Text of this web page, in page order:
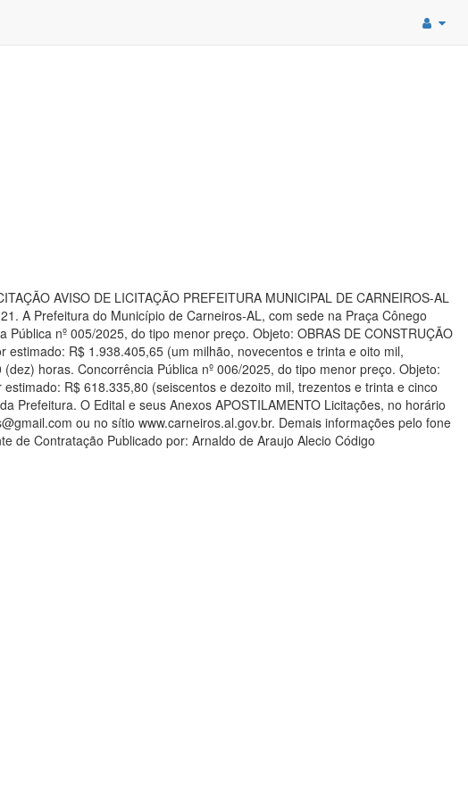
AVISO DE LICITAÇÃO PREFEITURA MUNICIPAL DE CARNEIROS-AL
A Prefeitura do Município de Carneiros-AL, com sede na Praça Cônego
nº 005/2025, do tipo menor preço. Objeto: OBRAS DE CONSTRUÇÃO
estimado: R$ 1.938.405,65 (um milhão, novecentos e trinta e oito mil,
horas. Concorrência Pública nº 006/2025, do tipo menor preço. Objeto:
R$ 618.335,80 (seiscentos e dezoito mil, trezentos e trinta e cinco
Prefeitura. O Edital e seus Anexos APOSTILAMENTO Licitações, no horário
ou no sítio www.carneiros.al.gov.br. Demais informações pelo fone
de Contratação Publicado por: Arnaldo de Araujo Alecio Código